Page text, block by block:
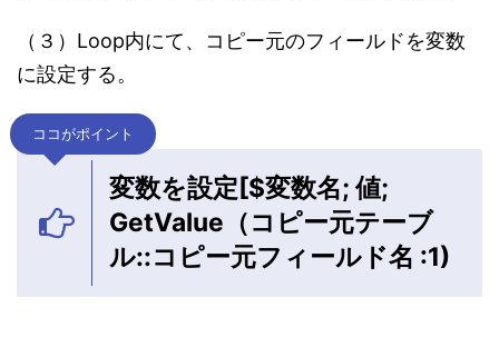
（３）Loop内にて、コピー元のフィールドを変数
に設定する。
ココがポイント
変数を設定[$変数名; 値;
GetValue（コピー元テーブ
ル::コピー元フィールド名 :1)